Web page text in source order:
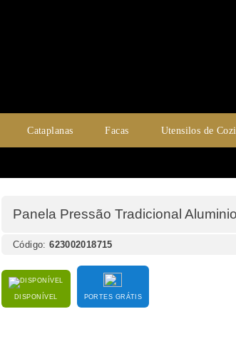
Cataplanas Facas Utensilos de
Panela Pressão Tradicional
Código:623002018715
DISPONÍVEL PORTES GRÁTIS